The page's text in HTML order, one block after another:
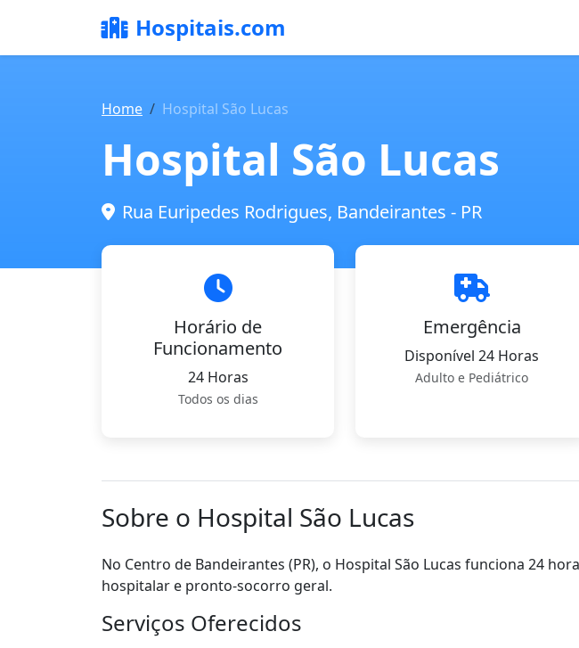
Hospitais.com
Home Hospital São Lucas
Hospital São Lucas
Rua Euripedes Rodrigues, Bandeirantes - PR
Horário de
Funcionamento
24 Horas
Todos os dias
Emergência
Disponível 24 Horas
Adulto e Pediátrico
Sobre o Hospital São Lucas
No Centro de Bandeirantes (PR), o Hospital São Lucas funciona 24
hospitalar e pronto-socorro geral.
Serviços Oferecidos